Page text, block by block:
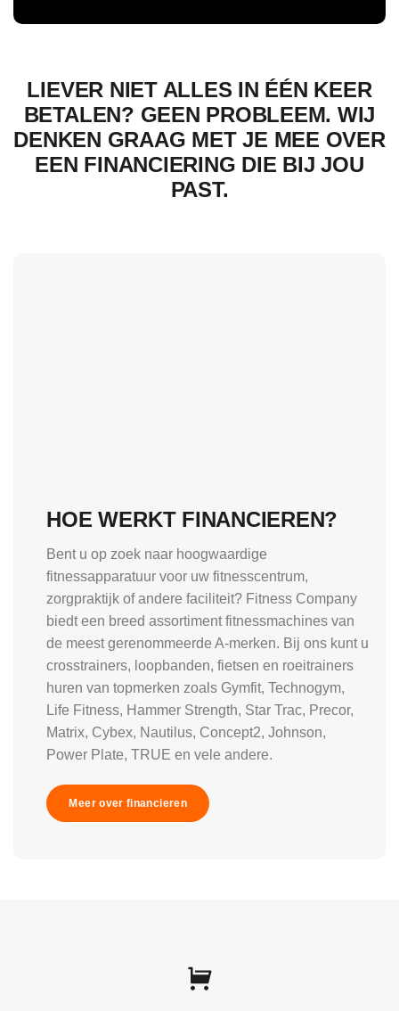
LIEVER NIET ALLES IN ÉÉN KEER
BETALEN? GEEN PROBLEEM. WIJ
DENKEN GRAAG MET JE MEE OVER
EEN FINANCIERING DIE BIJ JOU
PAST.
HOE WERKT FINANCIEREN?
Bent u op zoek naar hoogwaardige
fitnessapparatuur voor uw fitnesscentrum,
zorgpraktijk of andere faciliteit? Fitness Company
biedt een breed assortiment fitnessmachines van
de meest gerenommeerde A-merken. Bij ons kunt u
crosstrainers, loopbanden, fietsen en roeitrainers
huren van topmerken zoals Gymfit, Technogym,
Life Fitness, Hammer Strength, Star Trac, Precor,
Matrix, Cybex, Nautilus, Concept2, Johnson,
Power Plate, TRUE en vele andere.
Meer over financieren